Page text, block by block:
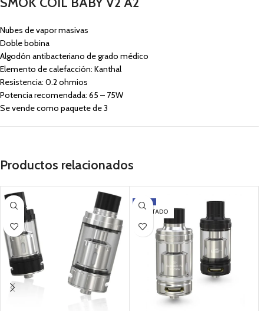
Nubes de vapor masivas
Doble bobina
Algodón antibacteriano de grado médico
Elemento de calefacción: Kanthal
Resistencia: 0.2 ohmios
Potencia recomendada: 65 – 75W
Se vende como paquete de 3
Productos relacionados
-17%
AGOTADO